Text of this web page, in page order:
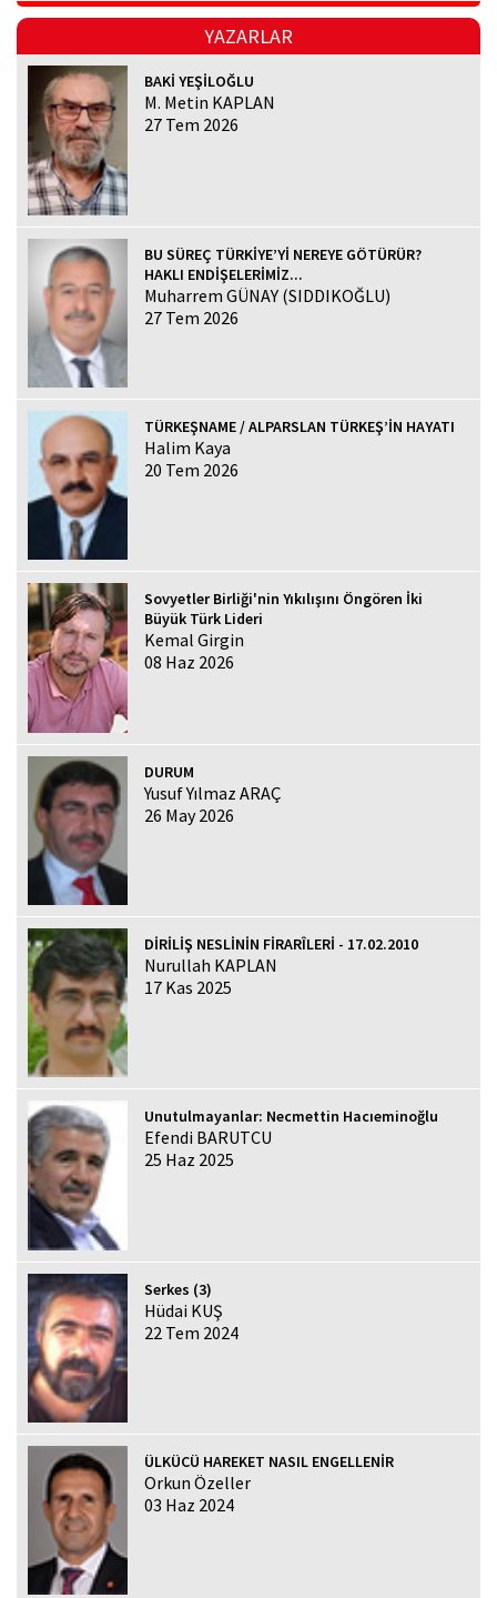
YAZARLAR
BAKİ YEŞİLOĞLU
M. Metin KAPLAN
27 Tem 2026
BU SÜREÇ TÜRKİYE’Yİ NEREYE GÖTÜRÜR?
HAKLI ENDİŞELERİMİZ...
Muharrem GÜNAY (SIDDIKOĞLU)
27 Tem 2026
TÜRKEŞNAME / ALPARSLAN TÜRKEŞ’İN HAYATI
Halim Kaya
20 Tem 2026
Sovyetler Birliği'nin Yıkılışını Öngören İki
Büyük Türk Lideri
Kemal Girgin
08 Haz 2026
DURUM
Yusuf Yılmaz ARAÇ
26 May 2026
DİRİLİŞ NESLİNİN FİRARÎLERİ - 17.02.2010
Nurullah KAPLAN
17 Kas 2025
Unutulmayanlar: Necmettin Hacıeminoğlu
Efendi BARUTCU
25 Haz 2025
Serkes (3)
Hüdai KUŞ
22 Tem 2024
ÜLKÜCÜ HAREKET NASIL ENGELLENİR
Orkun Özeller
03 Haz 2024